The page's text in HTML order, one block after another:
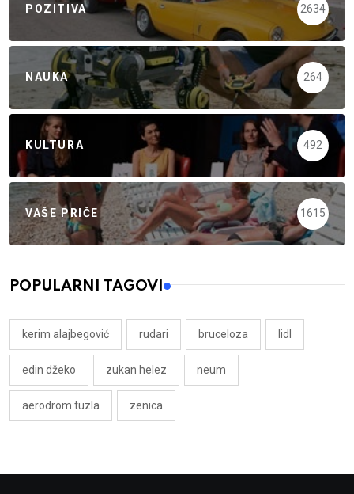
POZITIVA 2634
NAUKA 264
KULTURA 492
VAŠE PRIČE 1615
POPULARNI TAGOVI
kerim alajbegović rudari bruceloza lidl
edin džeko zukan helez neum
aerodrom tuzla zenica